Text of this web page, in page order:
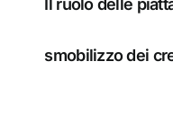
Il ruolo delle
smobilizzo dei